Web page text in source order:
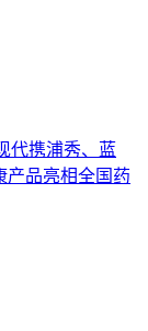
代携浦秀、蓝
产品亮相全国药